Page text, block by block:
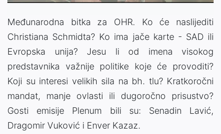
Međunarodna bitka za OHR. Ko će naslijediti
Christiana Schmidta? Ko ima jače karte - SAD ili
Evropska unija? Jesu li od imena visokog
predstavnika važnije politike koje će provoditi?
Koji su interesi velikih sila na bh. tlu? Kratkoročni
mandat, manje ovlasti ili dugoročno prisustvo?
Gosti emisije Plenum bili su: Senadin Lavić,
Dragomir Vuković i Enver Kazaz.